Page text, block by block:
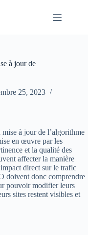
à jour de
25, 2023
à jour de l’algorithme
en œuvre par les
et la qualité des
affecter la manière
direct sur le trafic
doivent donc comprendre
pouvoir modifier leurs
sites restent visibles et